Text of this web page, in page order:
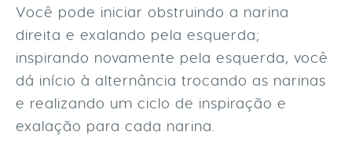
Você pode iniciar obstruindo a narina
direita e exalando pela esquerda;
inspirando novamente pela esquerda, você
dá início à alternância trocando as narinas
e realizando um ciclo de inspiração e
exalação para cada narina.